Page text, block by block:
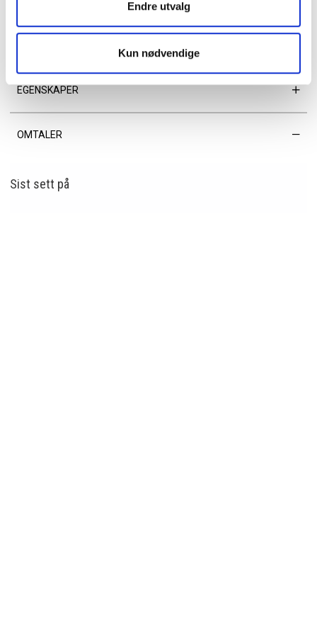
Endre utvalg
Kun nødvendige
småting. Håndfri komfort – Perfekt for både hverdagsbruk og reiser.
Tidløst og allsidig design – Passer til enhver anledning.
En funksjonell og moderne bumbag som kombinerer komfort og stil!
EGENSKAPER
OMTALER
Sist sett på